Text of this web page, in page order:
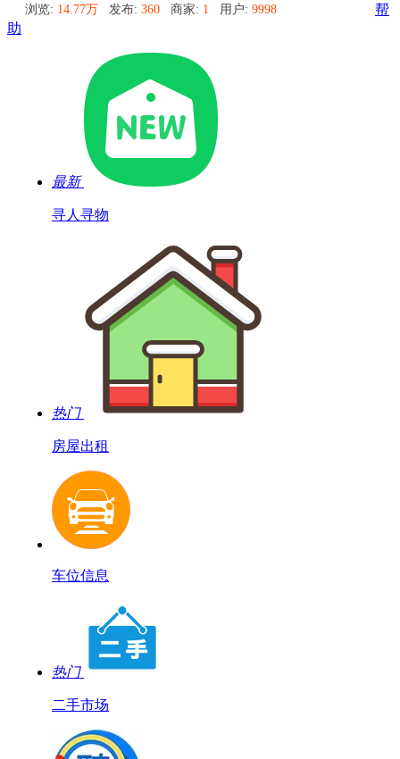
浏览: 14.77万 发布: 360 商家: 1 用户: 9998
帮
助
最新
寻人寻物
热门
房屋出租
车位信息
热门
二手市场